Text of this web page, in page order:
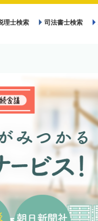
理士検索 司法書士検索